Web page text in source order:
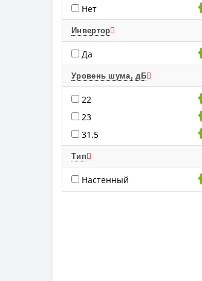
Нет
Инвертор
Да
Уровень шума, дБ
22
23
31.5
Тип
Настенный